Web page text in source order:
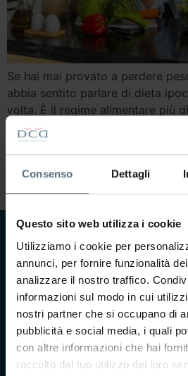
Consenso Dettagli
Questo sito web utilizza i cookie
Utilizziamo i cookie per
annunci, per fornire funzionalità
analizzare il nostro traffico.
informazioni sul modo in cui
nostri partner che si occupano di
pubblicità e social media, i quali
con altre informazioni che hai
raccolto dal tuo utilizzo dei loro
Se hai mai provato a perdere
abbia sentito parlare di dieta
volta. È il regime alimentare più
maggior parte delle persone
al concetto di dimagrimento.
più — efficace nel lungo
CONTATTACI
Ti interessa saperne di
più?
Compila il form e il
nostro team ti
ricontatterà per
prendere